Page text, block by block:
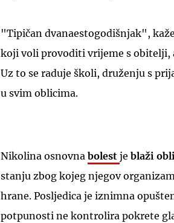
"Tipičan dvanaestogodišnjak",
koji voli provoditi vrijeme s obitelji,
Uz to se raduje školi, druženju s
u svim oblicima.
Nikolina osnovna bolest je blaži
stanju zbog kojeg njegov
hrane. Posljedica je iznimna
potpunosti ne kontrolira pokrete